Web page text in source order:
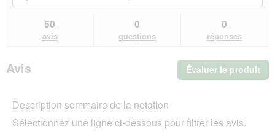
avis
MultiFit
Grain
avis.
rubriques
50
avis
0
questions
0
réponses
Avis Évaluer le produit
Description sommaire de la notation
Sélectionnez une ligne ci-dessous pour filtrer les avis.